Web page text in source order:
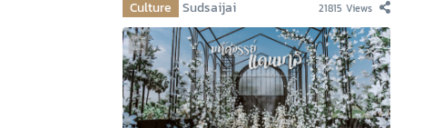
Culture Sudsaijai 21815 Views